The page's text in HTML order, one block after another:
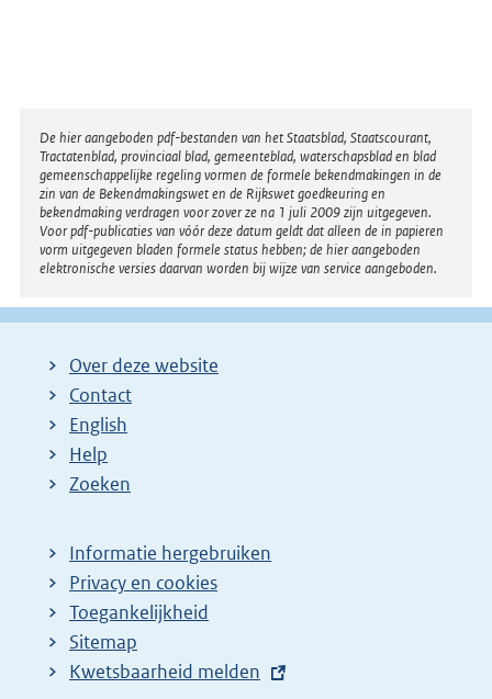
Disclaimer
De hier aangeboden pdf-bestanden van het Staatsblad, Staatscourant,
Tractatenblad, provinciaal blad, gemeenteblad, waterschapsblad en blad
gemeenschappelijke regeling vormen de formele bekendmakingen in de
zin van de Bekendmakingswet en de Rijkswet goedkeuring en
bekendmaking verdragen voor zover ze na 1 juli 2009 zijn uitgegeven.
Voor pdf-publicaties van vóór deze datum geldt dat alleen de in papieren
vorm uitgegeven bladen formele status hebben; de hier aangeboden
elektronische versies daarvan worden bij wijze van service aangeboden.
Over deze website
Contact
English
Help
Zoeken
Informatie hergebruiken
Privacy en cookies
Toegankelijkheid
Sitemap
E
Kwetsbaarheid melden